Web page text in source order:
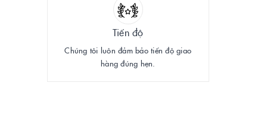
Tiến độ
Chúng tôi luôn đảm bảo tiến độ giao
hàng đúng hẹn.